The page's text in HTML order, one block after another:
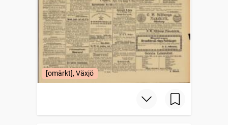
[omärkt], Växjö